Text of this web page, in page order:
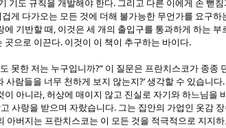
기도 규칙을 개발해야 한다. 그리고 다른 이에게 손 뻗침
게 다가오는 모든 것에 더해 불가능한 무언가를 요구하
에 기반할 때, 이것은 세 개의 출입구를 통과하게 하는 부
곳으로 이끈다. 이것이 이 책이 추구하는 바이다.
못한 저는 누구입니까?” 이 질문은 프란치스코가 종종
사람들을 너무 천하게 보지 않는지?’ 생각할 수 있습니다.
이 아니라, 허상에 매이지 않고 진실로 자기와 하느님을
사랑을 받으며 자랐습니다. 그는 집안의 가업인 옷감
아버지는 프란치스코는 이 모든 것을 적극적으로 지지